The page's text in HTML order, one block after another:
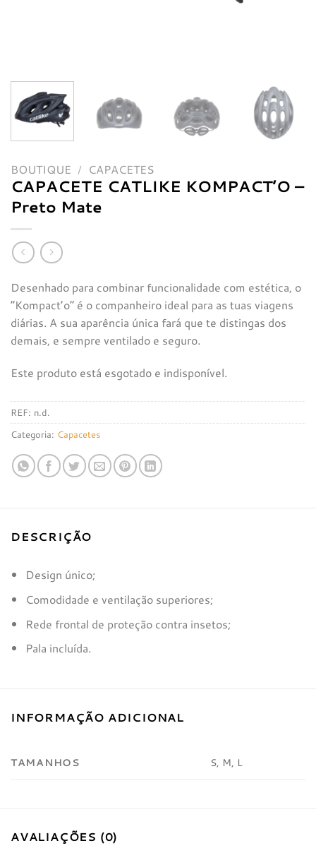
BOUTIQUE / CAPACETES
CAPACETE CATLIKE KOMPACT’O –
Preto Mate
Desenhado para combinar funcionalidade com estética, o
“Kompact’o” é o companheiro ideal para as tuas viagens
diárias. A sua aparência única fará que te distingas dos
demais, e sempre ventilado e seguro.
Este produto está esgotado e indisponível.
REF: n.d.
Categoria: Capacetes
DESCRIÇÃO
Design único;
Comodidade e ventilação superiores;
Rede frontal de proteção contra insetos;
Pala incluída.
INFORMAÇÃO ADICIONAL
TAMANHOS S, M, L
AVALIAÇÕES (0)